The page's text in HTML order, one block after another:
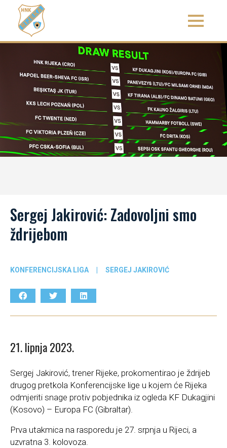
Sergej Jakirović: Zadovoljni smo
ždrijebom
KONFERENCIJSKA LIGA | SERGEJ JAKIROVIĆ
21. lipnja 2023.
Sergej Jakirović, trener Rijeke, prokomentirao je ždrijeb
drugog pretkola Konferencijske lige u kojem će Rijeka
odmjeriti snage protiv pobjednika iz ogleda KF Dukagjini
(Kosovo) – Europa FC (Gibraltar).
Prva utakmica na rasporedu je 27. srpnja u Rijeci, a
uzvratna 3. kolovoza.